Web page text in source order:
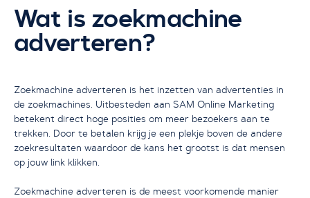
Ja, ik wil starten
Wat is zoekmachine
adverteren?
Zoekmachine adverteren is het inzetten van advertenties in
de zoekmachines. Uitbesteden aan SAM Online Marketing
betekent direct hoge posities om meer bezoekers aan te
trekken. Door te betalen krijg je een plekje boven de andere
zoekresultaten waardoor de kans het grootst is dat mensen
op jouw link klikken.
Zoekmachine adverteren is de meest voorkomende manier